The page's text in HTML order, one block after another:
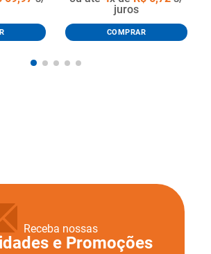
juros
COMPRAR
Receba nossas
e Promoções